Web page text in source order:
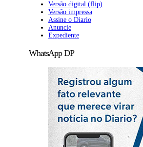
Versão digital (flip)
Versão impressa
Assine o Diario
Anuncie
Expediente
WhatsApp DP